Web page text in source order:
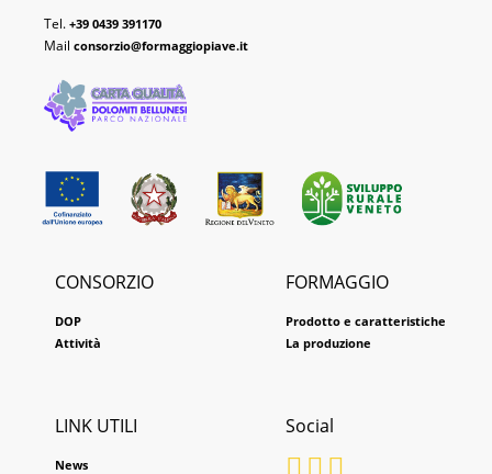
Tel. +39 0439 391170
Mail consorzio@formaggiopiave.it
CONSORZIO
DOP
Attività
FORMAGGIO
Prodotto e caratteristiche
La produzione
Social
LINK UTILI
News